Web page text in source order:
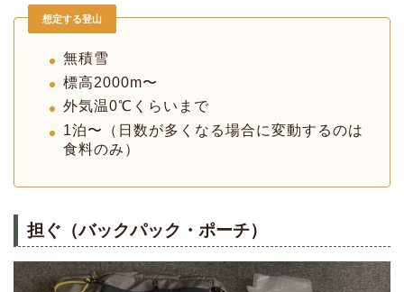
想定する登山
無積雪
標高2000m〜
外気温0℃くらいまで
1泊〜（日数が多くなる場合に変動するのは
食料のみ）
担ぐ（バックパック・ポーチ）